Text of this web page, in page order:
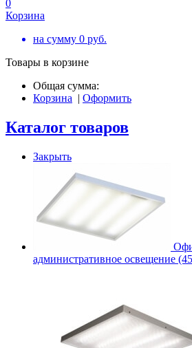
0
Корзина
на сумму 0 руб.
Товары в корзине
Общая сумма:
Корзина | Оформить
Каталог товаров
Закрыть
административное освещение